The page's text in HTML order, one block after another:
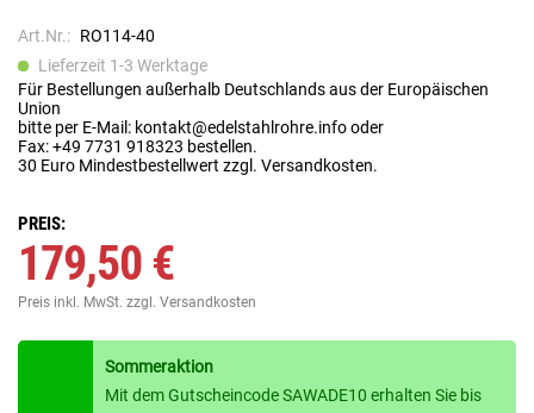
Art.Nr.: RO114-40
Lieferzeit 1-3 Werktage
Für Bestellungen außerhalb Deutschlands aus der Europäischen
Union
bitte per E-Mail: kontakt@edelstahlrohre.info oder
Fax: +49 7731 918323 bestellen.
30 Euro Mindestbestellwert zzgl. Versandkosten.
PREIS:
179,50 €
Preis inkl. MwSt. zzgl. Versandkosten
Sommeraktion
Mit dem Gutscheincode SAWADE10 erhalten Sie bis